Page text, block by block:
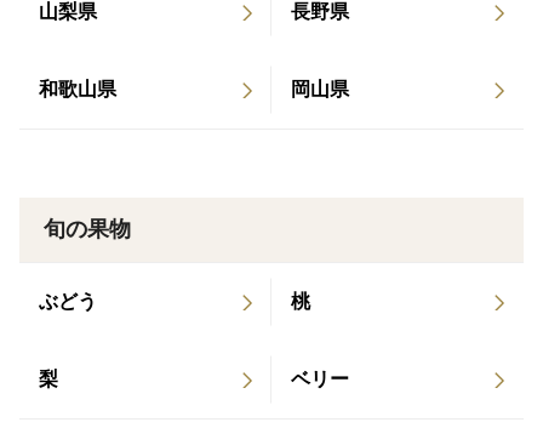
福島県石川郡石川町
かな緑と清らかな水の流れなどの美しい 自然に包ま
降水量、日照量共に平均以上。果物栽培には最適な環
成分などを記載した「案内書」を同梱しております。お
山梨県 長野県
和歌山県 岡山県
旬の果物
ぶどう 桃
梨 ベリー